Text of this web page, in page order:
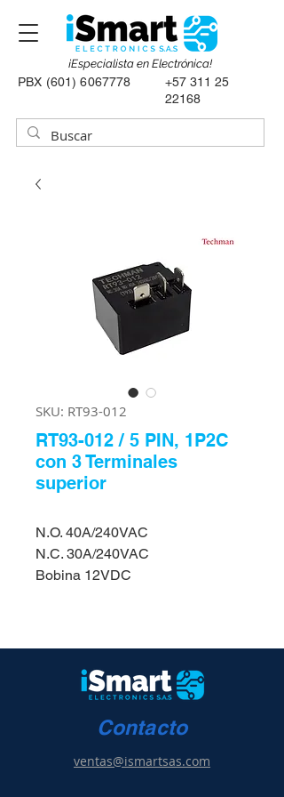
PBX (601) 6067778
+57 311 25
22168
¡Especialista en Electrónica!
SKU: RT93-012
RT93-012 / 5 PIN, 1P2C
con 3 Terminales
superior
N.O. 40A/240VAC
N.C. 30A/240VAC
Bobina 12VDC
Contacto
ventas@ismartsas.com